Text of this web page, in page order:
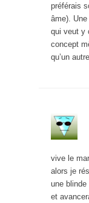
préférais
âme).
qui veut y
concept
qu’un
vive le
alors je
une blinde
et